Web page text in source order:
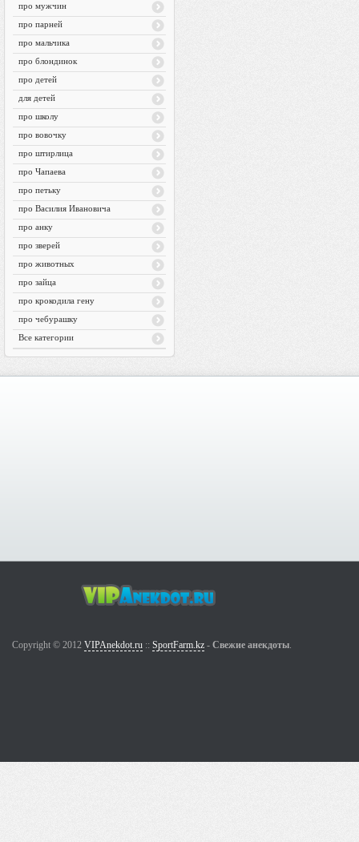
про мужчин
про парней
про мальчика
про блондинок
про детей
для детей
про школу
про вовочку
про штирлица
про Чапаева
про петьку
про Василия Ивановича
про анку
про зверей
про животных
про зайца
про крокодила гену
про чебурашку
Все категории
Copyright © 2012 VIPAnekdot.ru :: SportFarm.kz - Свежие анекдоты.